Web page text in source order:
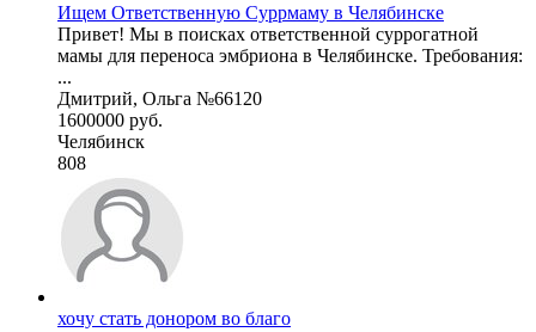
Ищем Ответственную Суррмаму в Челябинске
Привет! Мы в поисках ответственной суррогатной
мамы для переноса эмбриона в Челябинске. Требования:
...
Дмитрий, Ольга №66120
1600000 руб.
Челябинск
808
хочу стать донором во благо